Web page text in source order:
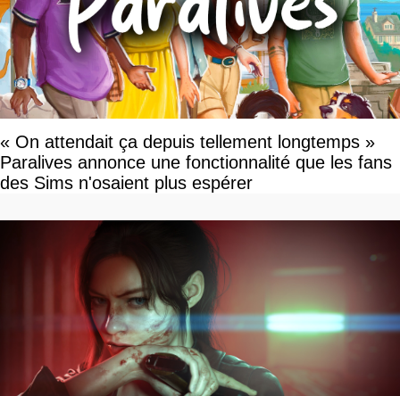
« On attendait ça depuis tellement longtemps »
Paralives annonce une fonctionnalité que les fans
des Sims n'osaient plus espérer